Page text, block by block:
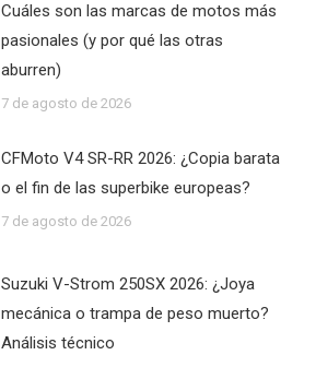
Cuáles son las marcas de motos más
pasionales (y por qué las otras
aburren)
7 de agosto de 2026
CFMoto V4 SR-RR 2026: ¿Copia barata
o el fin de las superbike europeas?
7 de agosto de 2026
Suzuki V-Strom 250SX 2026: ¿Joya
mecánica o trampa de peso muerto?
Análisis técnico